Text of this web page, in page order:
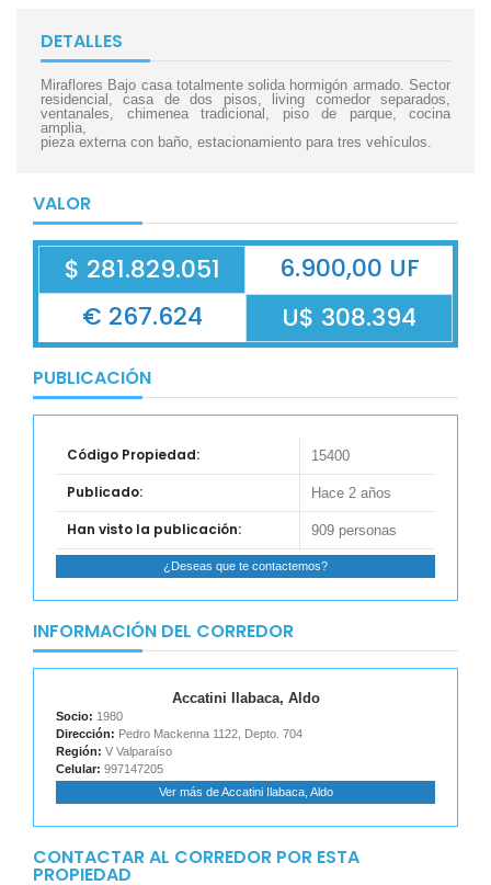
DETALLES
Miraflores Bajo casa totalmente solida hormigón armado. Sector
residencial, casa de dos pisos, living comedor separados,
ventanales, chimenea tradicional, piso de parque, cocina
amplia,
pieza externa con baño, estacionamiento para tres vehículos.
VALOR
$ 281.829.051
6.900,00 UF
€ 267.624
U$ 308.394
PUBLICACIÓN
Código Propiedad: 15400
Publicado: Hace 2 años
Han visto la publicación: 909 personas
¿Deseas que te contactemos?
INFORMACIÓN DEL CORREDOR
Accatini Ilabaca, Aldo
Socio: 1980
Dirección: Pedro Mackenna 1122, Depto. 704
Región: V Valparaíso
Celular: 997147205
Ver más de Accatini Ilabaca, Aldo
CONTACTAR AL CORREDOR POR ESTA
PROPIEDAD